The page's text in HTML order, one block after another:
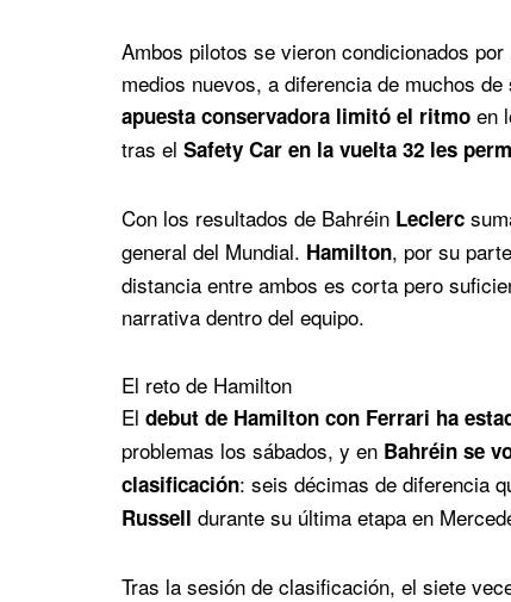
Ambos pilotos se vieron condicionados
medios nuevos, a diferencia de muchos
apuesta conservadora limitó el ritmo en
tras el Safety Car en la vuelta 32 les
Con los resultados de Bahréin Leclerc
general del Mundial. Hamilton, por su
distancia entre ambos es corta pero
narrativa dentro del equipo.
El reto de Hamilton
El debut de Hamilton con Ferrari ha
problemas los sábados, y en Bahréin se
clasificación: seis décimas de diferencia
Russell durante su última etapa en
Tras la sesión de clasificación, el siete